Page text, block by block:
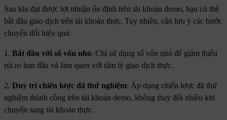
Sau khi đạt được lợi nhuận ổn định trên tài khoản demo, bạn có thể
bắt đầu giao dịch trên tài khoản thực. Tuy nhiên, cần lưu ý các bước
chuyển đổi hiệu quả:
1. Bắt đầu với số vốn nhỏ: Chỉ sử dụng số vốn nhỏ để giảm thiểu
rủi ro ban đầu và làm quen với tâm lý giao dịch thực.
2. Duy trì chiến lược đã thử nghiệm: Áp dụng chiến lược đã thử
nghiệm thành công trên tài khoản demo, không thay đổi nhiều khi
chuyển sang tài khoản thực.